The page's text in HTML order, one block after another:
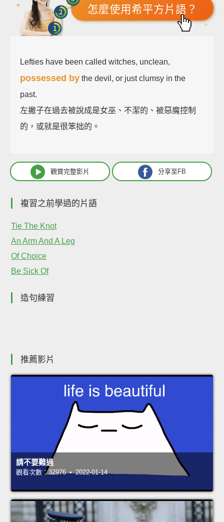
怎麼使用希平方片語？
Lefties have been called witches, unclean,
possessed by the devil, or just clumsy in the
past.
左撇子在過去被說成是女巫、不潔的、被惡魔控制
的，或就是很笨拙的。
觀賞完整影片 分享至FB
複習之前學過的片語
Tie The Knot
An Arm And A Leg
Of Choice
Be Sick Of
造句練習
推薦影片
請不要難過
觀看次數：32976 • 2022-01-14